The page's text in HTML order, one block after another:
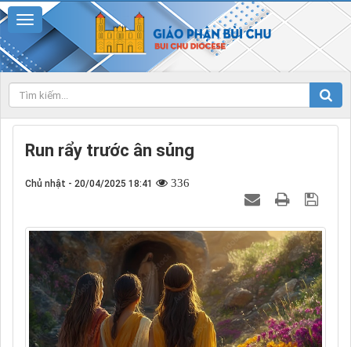
Run rẩy trước ân sủng
Chủ nhật - 20/04/2025 18:41 336